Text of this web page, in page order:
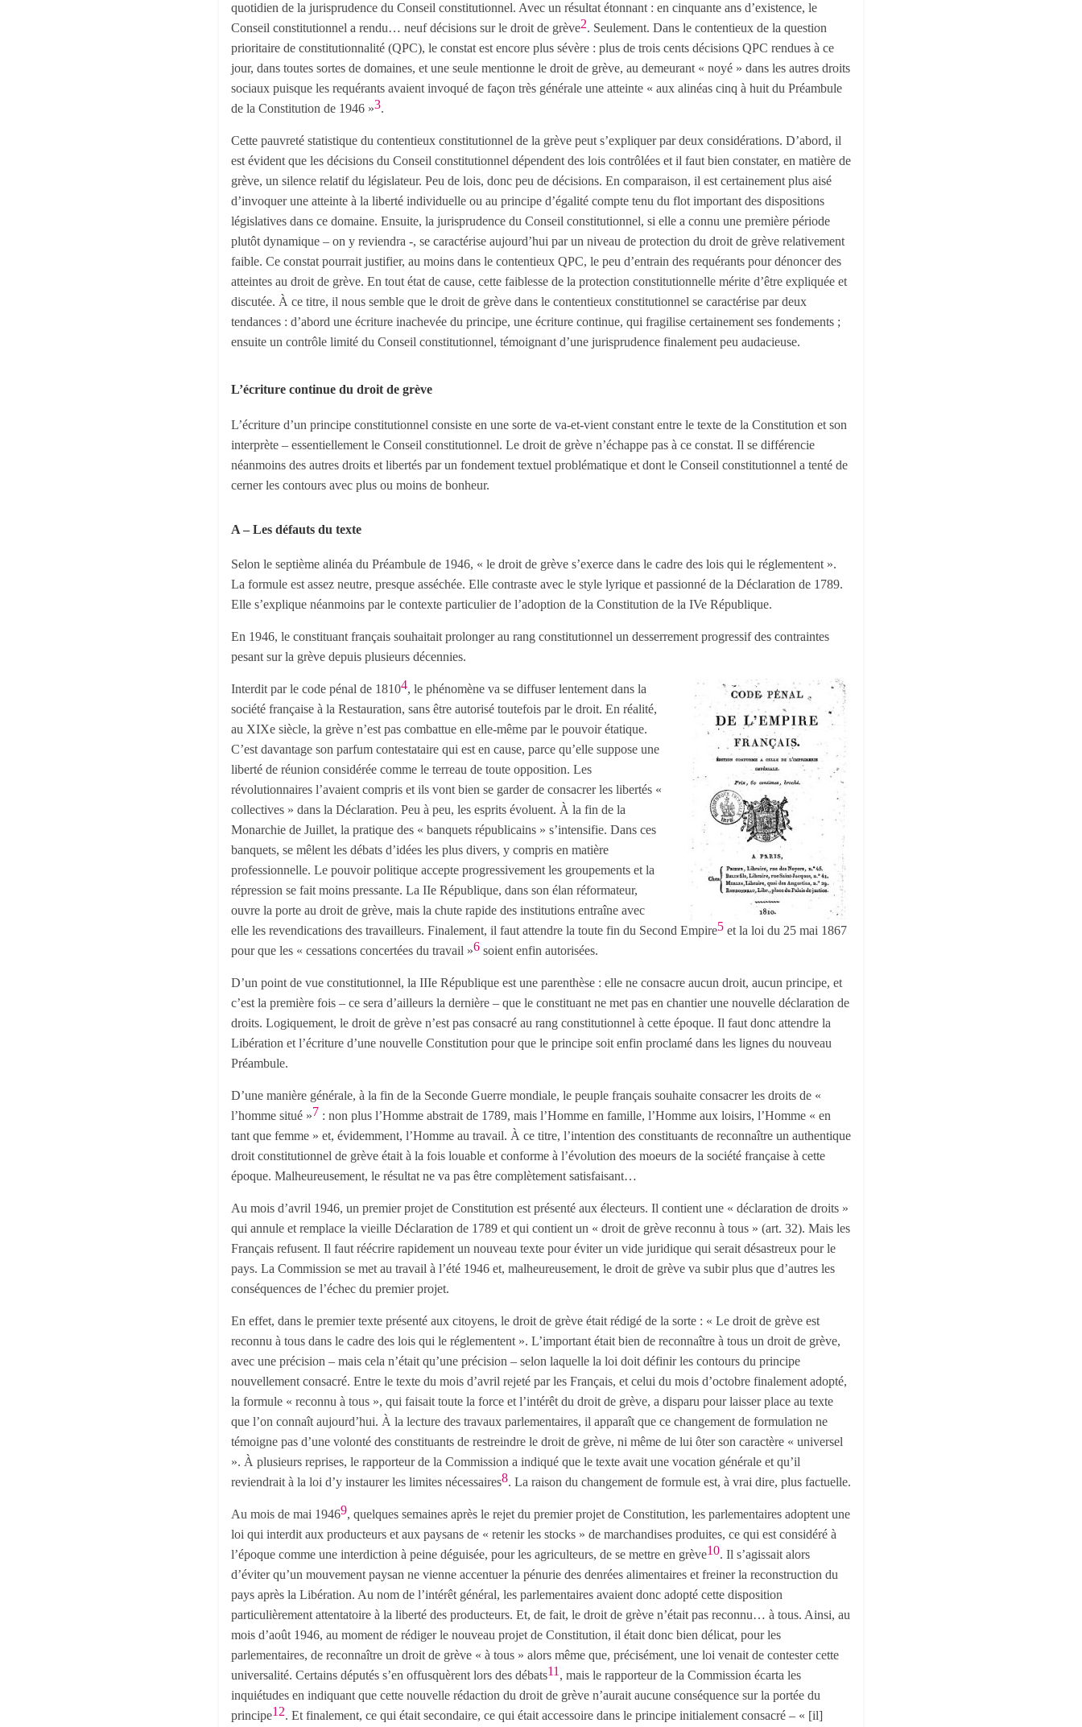
quotidien de la jurisprudence du Conseil constitutionnel. Avec un résultat étonnant : en cinquante ans d’existence, le
Conseil constitutionnel a rendu… neuf décisions sur le droit de grève2. Seulement. Dans le contentieux de la question
prioritaire de constitutionnalité (QPC), le constat est encore plus sévère : plus de trois cents décisions QPC rendues à ce
jour, dans toutes sortes de domaines, et une seule mentionne le droit de grève, au demeurant « noyé » dans les autres droits
sociaux puisque les requérants avaient invoqué de façon très générale une atteinte « aux alinéas cinq à huit du Préambule
de la Constitution de 1946 »3.
Cette pauvreté statistique du contentieux constitutionnel de la grève peut s’expliquer par deux considérations. D’abord, il
est évident que les décisions du Conseil constitutionnel dépendent des lois contrôlées et il faut bien constater, en matière de
grève, un silence relatif du législateur. Peu de lois, donc peu de décisions. En comparaison, il est certainement plus aisé
d’invoquer une atteinte à la liberté individuelle ou au principe d’égalité compte tenu du flot important des dispositions
législatives dans ce domaine. Ensuite, la jurisprudence du Conseil constitutionnel, si elle a connu une première période
plutôt dynamique – on y reviendra -, se caractérise aujourd’hui par un niveau de protection du droit de grève relativement
faible. Ce constat pourrait justifier, au moins dans le contentieux QPC, le peu d’entrain des requérants pour dénoncer des
atteintes au droit de grève. En tout état de cause, cette faiblesse de la protection constitutionnelle mérite d’être expliquée et
discutée. À ce titre, il nous semble que le droit de grève dans le contentieux constitutionnel se caractérise par deux
tendances : d’abord une écriture inachevée du principe, une écriture continue, qui fragilise certainement ses fondements ;
ensuite un contrôle limité du Conseil constitutionnel, témoignant d’une jurisprudence finalement peu audacieuse.
L’écriture continue du droit de grève
L’écriture d’un principe constitutionnel consiste en une sorte de va-et-vient constant entre le texte de la Constitution et son
interprète – essentiellement le Conseil constitutionnel. Le droit de grève n’échappe pas à ce constat. Il se différencie
néanmoins des autres droits et libertés par un fondement textuel problématique et dont le Conseil constitutionnel a tenté de
cerner les contours avec plus ou moins de bonheur.
A – Les défauts du texte
Selon le septième alinéa du Préambule de 1946, « le droit de grève s’exerce dans le cadre des lois qui le réglementent ».
La formule est assez neutre, presque asséchée. Elle contraste avec le style lyrique et passionné de la Déclaration de 1789.
Elle s’explique néanmoins par le contexte particulier de l’adoption de la Constitution de la IVe République.
En 1946, le constituant français souhaitait prolonger au rang constitutionnel un desserrement progressif des contraintes
pesant sur la grève depuis plusieurs décennies.
Interdit par le code pénal de 18104, le phénomène va se diffuser lentement dans la
société française à la Restauration, sans être autorisé toutefois par le droit. En réalité,
au XIXe siècle, la grève n’est pas combattue en elle-même par le pouvoir étatique.
C’est davantage son parfum contestataire qui est en cause, parce qu’elle suppose une
liberté de réunion considérée comme le terreau de toute opposition. Les
révolutionnaires l’avaient compris et ils vont bien se garder de consacrer les libertés «
collectives » dans la Déclaration. Peu à peu, les esprits évoluent. À la fin de la
Monarchie de Juillet, la pratique des « banquets républicains » s’intensifie. Dans ces
banquets, se mêlent les débats d’idées les plus divers, y compris en matière
professionnelle. Le pouvoir politique accepte progressivement les groupements et la
répression se fait moins pressante. La IIe République, dans son élan réformateur,
ouvre la porte au droit de grève, mais la chute rapide des institutions entraîne avec
elle les revendications des travailleurs. Finalement, il faut attendre la toute fin du Second Empire5 et la loi du 25 mai 1867
pour que les « cessations concertées du travail »6 soient enfin autorisées.
D’un point de vue constitutionnel, la IIIe République est une parenthèse : elle ne consacre aucun droit, aucun principe, et
c’est la première fois – ce sera d’ailleurs la dernière – que le constituant ne met pas en chantier une nouvelle déclaration de
droits. Logiquement, le droit de grève n’est pas consacré au rang constitutionnel à cette époque. Il faut donc attendre la
Libération et l’écriture d’une nouvelle Constitution pour que le principe soit enfin proclamé dans les lignes du nouveau
Préambule.
D’une manière générale, à la fin de la Seconde Guerre mondiale, le peuple français souhaite consacrer les droits de «
l’homme situé »7 : non plus l’Homme abstrait de 1789, mais l’Homme en famille, l’Homme aux loisirs, l’Homme « en
tant que femme » et, évidemment, l’Homme au travail. À ce titre, l’intention des constituants de reconnaître un authentique
droit constitutionnel de grève était à la fois louable et conforme à l’évolution des moeurs de la société française à cette
époque. Malheureusement, le résultat ne va pas être complètement satisfaisant…
Au mois d’avril 1946, un premier projet de Constitution est présenté aux électeurs. Il contient une « déclaration de droits »
qui annule et remplace la vieille Déclaration de 1789 et qui contient un « droit de grève reconnu à tous » (art. 32). Mais les
Français refusent. Il faut réécrire rapidement un nouveau texte pour éviter un vide juridique qui serait désastreux pour le
pays. La Commission se met au travail à l’été 1946 et, malheureusement, le droit de grève va subir plus que d’autres les
conséquences de l’échec du premier projet.
En effet, dans le premier texte présenté aux citoyens, le droit de grève était rédigé de la sorte : « Le droit de grève est
reconnu à tous dans le cadre des lois qui le réglementent ». L’important était bien de reconnaître à tous un droit de grève,
avec une précision – mais cela n’était qu’une précision – selon laquelle la loi doit définir les contours du principe
nouvellement consacré. Entre le texte du mois d’avril rejeté par les Français, et celui du mois d’octobre finalement adopté,
la formule « reconnu à tous », qui faisait toute la force et l’intérêt du droit de grève, a disparu pour laisser place au texte
que l’on connaît aujourd’hui. À la lecture des travaux parlementaires, il apparaît que ce changement de formulation ne
témoigne pas d’une volonté des constituants de restreindre le droit de grève, ni même de lui ôter son caractère « universel
». À plusieurs reprises, le rapporteur de la Commission a indiqué que le texte avait une vocation générale et qu’il
reviendrait à la loi d’y instaurer les limites nécessaires8. La raison du changement de formule est, à vrai dire, plus factuelle.
Au mois de mai 19469, quelques semaines après le rejet du premier projet de Constitution, les parlementaires adoptent une
loi qui interdit aux producteurs et aux paysans de « retenir les stocks » de marchandises produites, ce qui est considéré à
l’époque comme une interdiction à peine déguisée, pour les agriculteurs, de se mettre en grève10. Il s’agissait alors
d’éviter qu’un mouvement paysan ne vienne accentuer la pénurie des denrées alimentaires et freiner la reconstruction du
pays après la Libération. Au nom de l’intérêt général, les parlementaires avaient donc adopté cette disposition
particulièrement attentatoire à la liberté des producteurs. Et, de fait, le droit de grève n’était pas reconnu… à tous. Ainsi, au
mois d’août 1946, au moment de rédiger le nouveau projet de Constitution, il était donc bien délicat, pour les
parlementaires, de reconnaître un droit de grève « à tous » alors même que, précisément, une loi venait de contester cette
universalité. Certains députés s’en offusquèrent lors des débats11 , mais le rapporteur de la Commission écarta les
inquiétudes en indiquant que cette nouvelle rédaction du droit de grève n’aurait aucune conséquence sur la portée du
principe12. Et finalement, ce qui était secondaire, ce qui était accessoire dans le principe initialement consacré – « [il]